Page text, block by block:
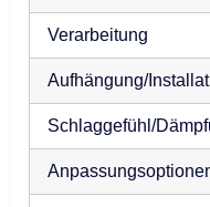
Verarbeitung
Aufhängung/
Schlaggefühl/